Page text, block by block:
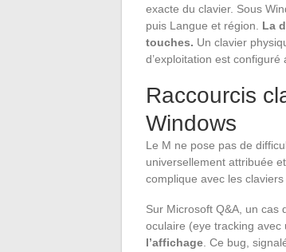
exacte du clavier. Sous
puis Langue et région. La
touches. Un clavier
d’exploitation est
Raccourcis
Windows
Le M ne pose pas de
universellement attribuée
complique avec les claviers
Sur Microsoft Q&A, un cas
oculaire (eye tracking avec
l’affichage. Ce bug,